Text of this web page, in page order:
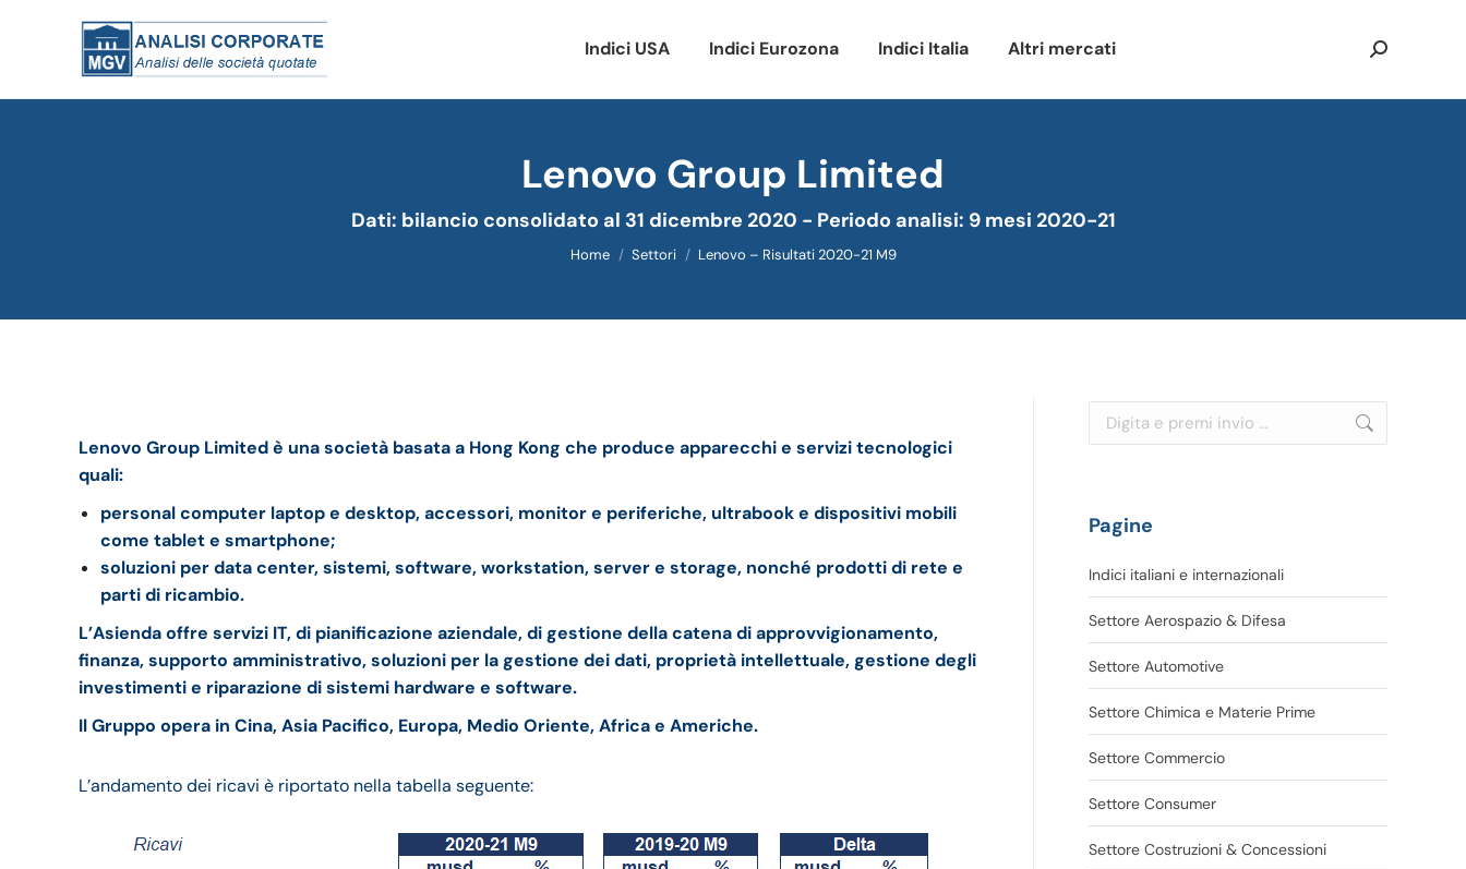
Indici USA Indici Eurozona Indici Italia Altri mercati Cerca:
Lenovo Group Limited
Dati: bilancio consolidato al 31 dicembre 2020 - Periodo analisi: 9 mesi 2020-21
Tu sei qui:
Home Settori Lenovo – Risultati 2020-21 M9
Lenovo Group Limited è una società basata a Hong Kong che produce apparecchi e servizi tecnologici
quali:
personal computer laptop e desktop, accessori, monitor e periferiche, ultrabook e dispositivi mobili
come tablet e smartphone;
soluzioni per data center, sistemi, software, workstation, server e storage, nonché prodotti di rete e
parti di ricambio.
L’Asienda offre servizi IT, di pianificazione aziendale, di gestione della catena di approvvigionamento,
finanza, supporto amministrativo, soluzioni per la gestione dei dati, proprietà intellettuale, gestione degli
investimenti e riparazione di sistemi hardware e software.
Il Gruppo opera in Cina, Asia Pacifico, Europa, Medio Oriente, Africa e Americhe.
L’andamento dei ricavi è riportato nella tabella seguente:
Cerca:
Pagine
Indici italiani e internazionali
Settore Aerospazio & Difesa
Settore Automotive
Settore Chimica e Materie Prime
Settore Commercio
Settore Consumer
Settore Costruzioni & Concessioni